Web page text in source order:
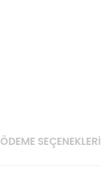
ÖDEME SEÇENEKLERI